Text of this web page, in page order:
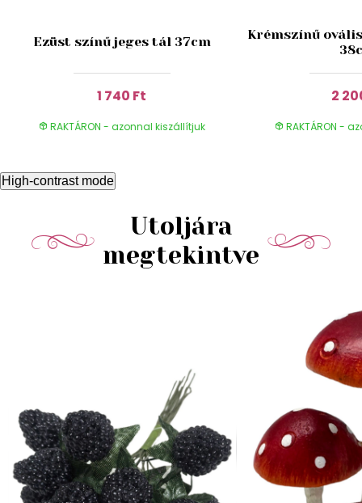
Ezüst színű jeges tál 37cm
1 740 Ft
RAKTÁRON - azonnal kiszállítjuk
Krémszínű
2
RAKTÁRON -
High-contrast mode
Utoljára
megtekintve